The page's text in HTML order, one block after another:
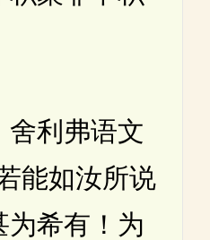
弗语文
能如汝所说
为希有！为